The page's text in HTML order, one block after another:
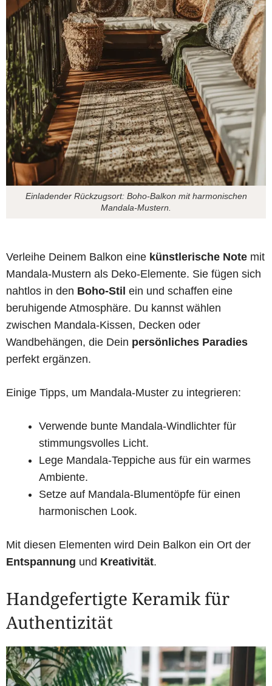
Einladender Rückzugsort: Boho-Balkon mit harmonischen
Mandala-Mustern.
Verleihe Deinem Balkon eine künstlerische Note mit
Mandala-Mustern als Deko-Elemente. Sie fügen sich
nahtlos in den Boho-Stil ein und schaffen eine
beruhigende Atmosphäre. Du kannst wählen
zwischen Mandala-Kissen, Decken oder
Wandbehängen, die Dein persönliches Paradies
perfekt ergänzen.
Einige Tipps, um Mandala-Muster zu integrieren:
Verwende bunte Mandala-Windlichter für
stimmungsvolles Licht.
Lege Mandala-Teppiche aus für ein warmes
Ambiente.
Setze auf Mandala-Blumentöpfe für einen
harmonischen Look.
Mit diesen Elementen wird Dein Balkon ein Ort der
Entspannung und Kreativität.
Handgefertigte Keramik für
Authentizität